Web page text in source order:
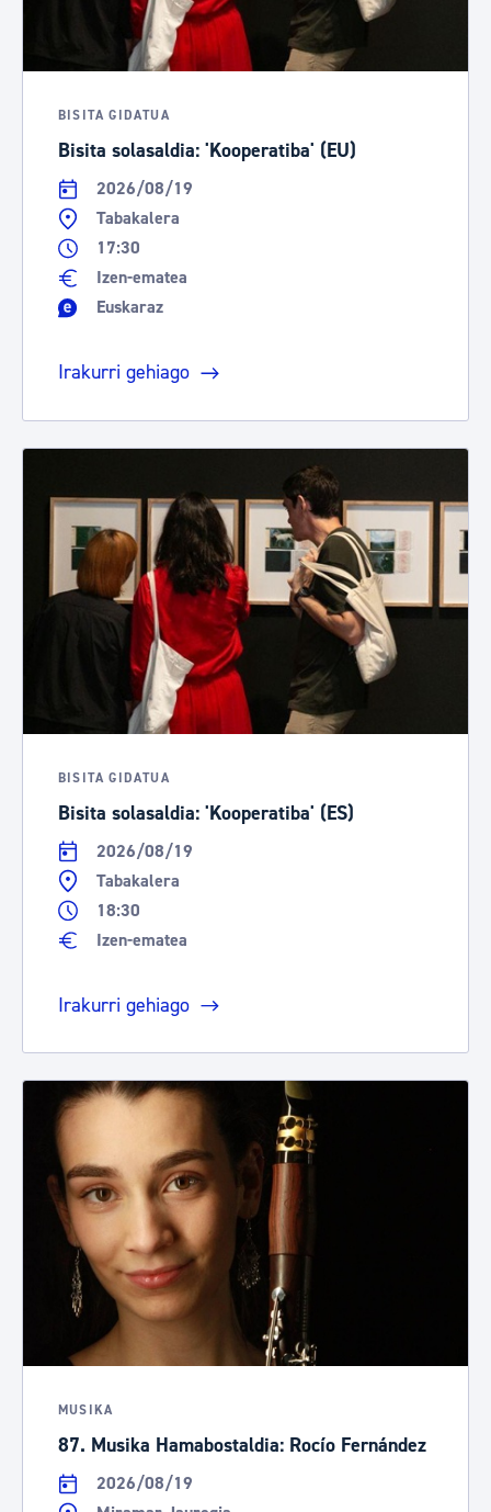
BISITA GIDATUA
Bisita solasaldia: 'Kooperatiba' (EU)
2026/08/19
Tabakalera
17:30
Izen-ematea
Euskaraz
Irakurri gehiago
BISITA GIDATUA
Bisita solasaldia: 'Kooperatiba' (ES)
2026/08/19
Tabakalera
18:30
Izen-ematea
Irakurri gehiago
MUSIKA
87. Musika Hamabostaldia: Rocío Fernández
2026/08/19